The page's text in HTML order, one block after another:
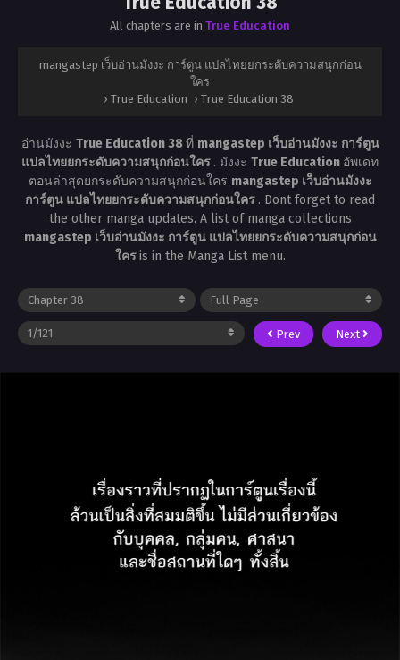
All chapters are in True Education
mangastep เว็บอ่านมังงะ การ์ตูน แปลไทยยกระดับความสนุกก่อน
ใคร
› True Education › True Education 38
อ่านมังงะ True Education 38ที่ mangastep เว็บอ่านมังงะ การ์ตูน
แปลไทยยกระดับความสนุกก่อนใคร . มังงะ True Education อัพเดท
ตอนล่าสุดยกระดับความสนุกก่อนใคร mangastep เว็บอ่านมังงะ
การ์ตูน แปลไทยยกระดับความสนุกก่อนใคร . Dont forget to read
the other manga updates. A list of manga collections
mangastep เว็บอ่านมังงะ การ์ตูน แปลไทยยกระดับความสนุกก่อน
ใครis in the Manga List menu.
Prev Next